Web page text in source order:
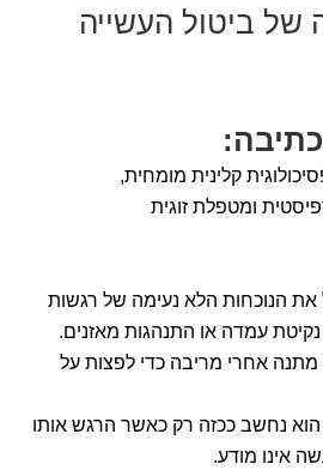
של ביטול העשייה
כתיבה:
קלינית מומחית,
ומטפלת זוגית
את הנוכחות הלא נעימה של רגשות
נקיטת עמדה או התנהגות מאזנים.
מתנה אחרי מריבה כדי לפצות על
הוא נחשב ככזה רק כאשר הרגש אותו
אינו מודע.